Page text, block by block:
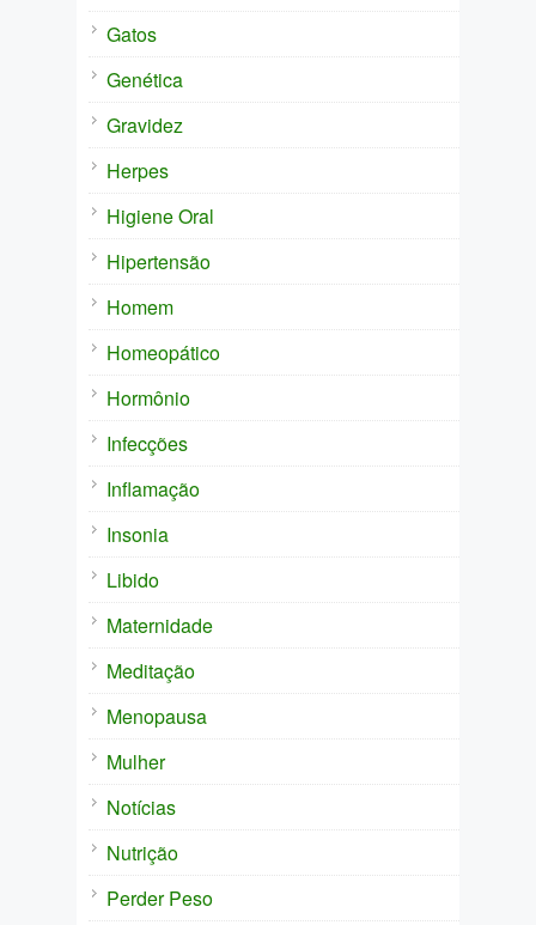
Gatos
Genética
Gravidez
Herpes
Higiene Oral
Hipertensão
Homem
Homeopático
Hormônio
Infecções
Inflamação
Insonia
Libido
Maternidade
Meditação
Menopausa
Mulher
Notícias
Nutrição
Perder Peso